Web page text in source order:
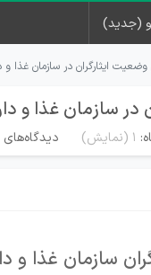
(جدید)
وضعیت ایثارگران در سازمان غذا و
در سازمان غذا و
1 (نمایش) دیدگاه‌های
سازمان غذا